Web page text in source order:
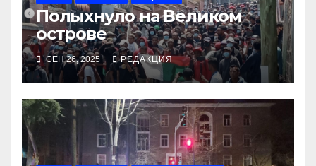
Полыхнуло на Великом
острове
СЕН 26, 2025 РЕДАКЦИЯ